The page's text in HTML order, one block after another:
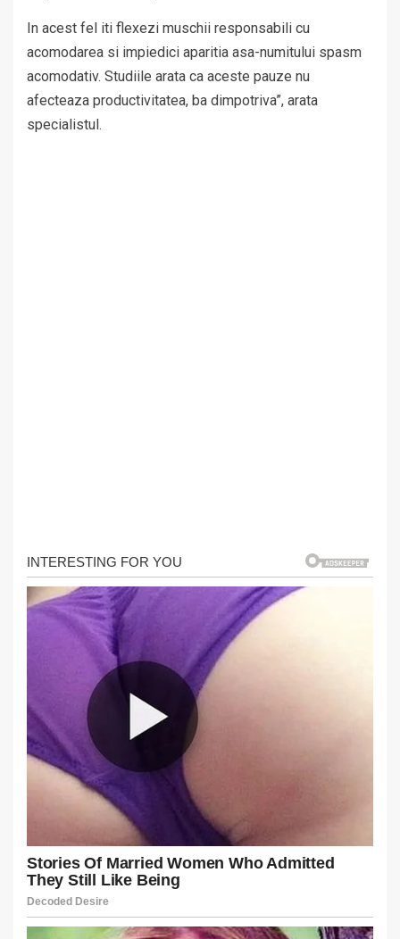
In acest fel iti flexezi muschii responsabili cu
acomodarea si impiedici aparitia asa-numitului spasm
acomodativ. Studiile arata ca aceste pauze nu
afecteaza productivitatea, ba dimpotriva”, arata
specialistul.